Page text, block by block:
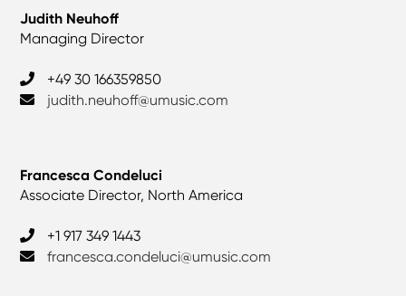
Judith Neuhoff
Managing Director
+49 30 166359850
judith.neuhoff@umusic.com
Francesca Condeluci
Associate Director, North America
+1 917 349 1443
francesca.condeluci@umusic.com